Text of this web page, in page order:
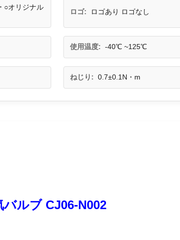
○オリジナル
ロゴ: ロゴあり ロゴなし
使用温度: -40℃ ~125℃
ねじり: 0.7±0.1N・m
ルブ CJ06-N002